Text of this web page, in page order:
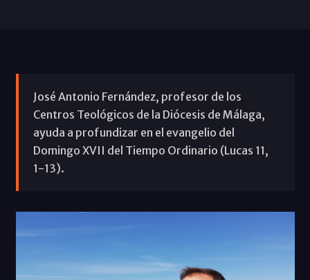
José Antonio Fernández, profesor de los
Centros Teológicos de la Diócesis de Málaga,
ayuda a profundizar en el evangelio del
Domingo XVII del Tiempo Ordinario (Lucas 11,
1-13).